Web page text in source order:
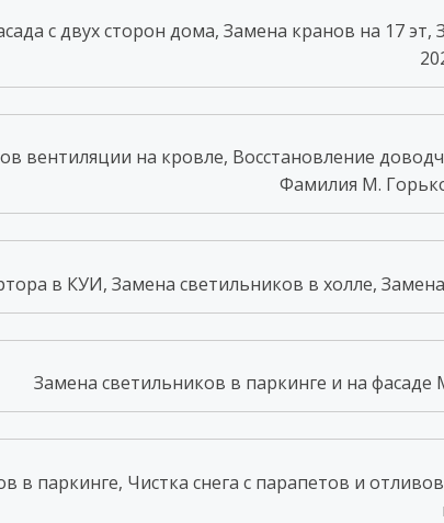
с двух сторон дома, Замена кранов на 17
вентиляции на кровле, Восстановление
Фамилия М.
в КУИ, Замена светильников в холле,
Замена светильников в паркинге и на
в паркинге, Чистка снега с парапетов и